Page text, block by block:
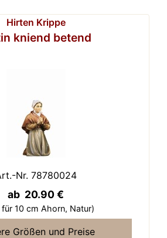
Hirten Krippe
kniend betend
Nr. 78780024
ab 20.90 €
für 10 cm Ahorn, Natur)
Größen und Preise